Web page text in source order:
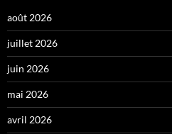
août 2026
juillet 2026
juin 2026
mai 2026
avril 2026